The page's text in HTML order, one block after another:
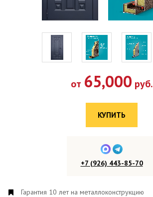
от 65,000 руб.
КУПИТЬ
+7 (926) 443-85-70
Гарантия 10 лет на металлоконструкцию